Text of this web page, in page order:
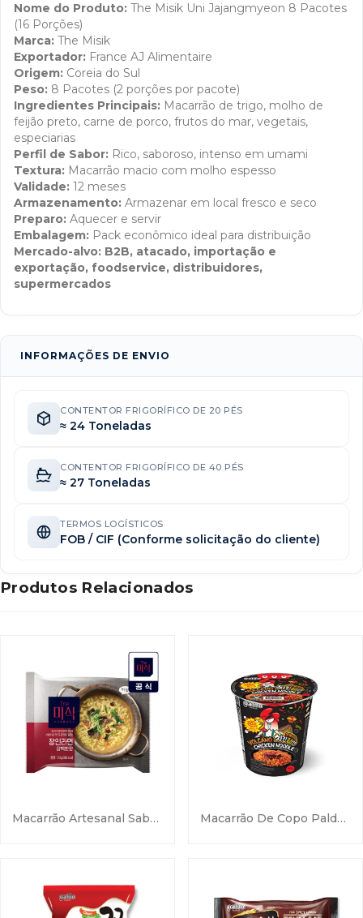
Nome do Produto: The Misik Uni Jajangmyeon 8 Pacotes
(16 Porções)
Marca: The Misik
Exportador: France AJ Alimentaire
Origem: Coreia do Sul
Peso: 8 Pacotes (2 porções por pacote)
Ingredientes Principais: Macarrão de trigo, molho de
feijão preto, carne de porco, frutos do mar, vegetais,
especiarias
Perfil de Sabor: Rico, saboroso, intenso em umami
Textura: Macarrão macio com molho espesso
Validade: 12 meses
Armazenamento: Armazenar em local fresco e seco
Preparo: Aquecer e servir
Embalagem: Pack econômico ideal para distribuição
Mercado-alvo: B2B, atacado, importação e
exportação, foodservice, distribuidores,
supermercados
INFORMAÇÕES DE ENVIO
CONTENTOR FRIGORÍFICO DE 20 PÉS
≈ 24 Toneladas
CONTENTOR FRIGORÍFICO DE 40 PÉS
≈ 27 Toneladas
TERMOS LOGÍSTICOS
FOB / CIF (Conforme solicitação do cliente)
Produtos Relacionados
Macarrão Artesanal Sabor Suave Misik – 1 Pacote Macarrão De Copo Paldo Volcano Com Frango